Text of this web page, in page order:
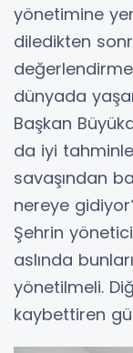
yönetimine
diledikten
dünyada
Başkan
da iyi
savaşından
nereye
Şehrin
aslında
yönetilmeli.
kaybettiren